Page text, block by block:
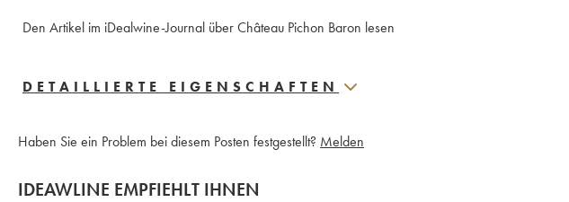
Den Artikel im iDealwine-Journal über Château Pichon Baron lesen
DETAILLIERTE EIGENSCHAFTEN
Haben Sie ein Problem bei diesem Posten festgestellt? Melden
IDEAWLINE EMPFIEHLT IHNEN